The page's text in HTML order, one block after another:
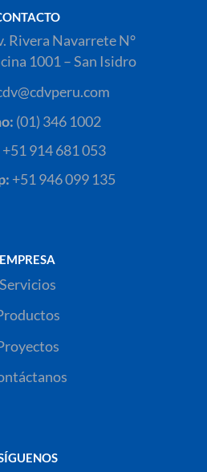
Rivera Navarrete N°
1001 – San Isidro
(01) 346 1002
+51 914 681 053
+51 946 099 135
EMPRESA
Servicios